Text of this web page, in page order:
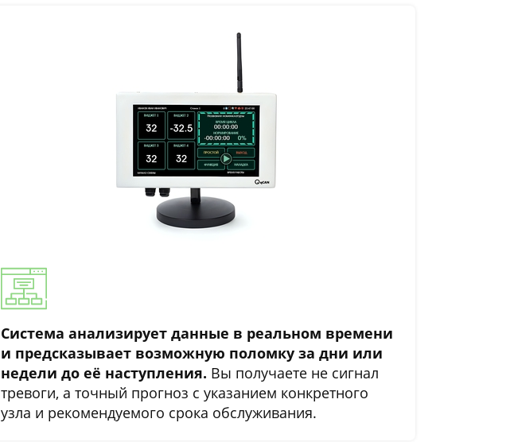
Система анализирует данные в реальном времени
и предсказывает возможную поломку за дни или
недели до её наступления. Вы получаете не сигнал
тревоги, а точный прогноз с указанием конкретного
узла и рекомендуемого срока обслуживания.